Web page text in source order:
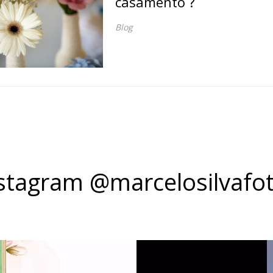
Blog